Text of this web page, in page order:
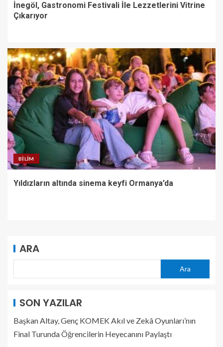
İnegöl, Gastronomi Festivali İle Lezzetlerini Vitrine
Çıkarıyor
BILIM
Yıldızların altında sinema keyfi Ormanya’da
ARA
Ara
SON YAZILAR
Başkan Altay, Genç KOMEK Akıl ve Zekâ Oyunları’nın
Final Turunda Öğrencilerin Heyecanını Paylaştı